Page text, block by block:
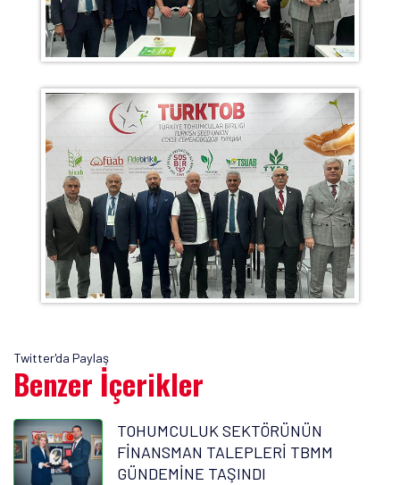
Twitter'da Paylaş
Benzer İçerikler
TOHUMCULUK SEKTÖRÜNÜN
FİNANSMAN TALEPLERİ TBMM
GÜNDEMİNE TAŞINDI